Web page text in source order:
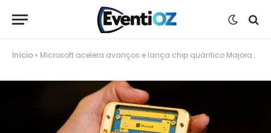
Início » Microsoft acelera avanços e lança chip quântico Majorana 2 com melhorias significativas